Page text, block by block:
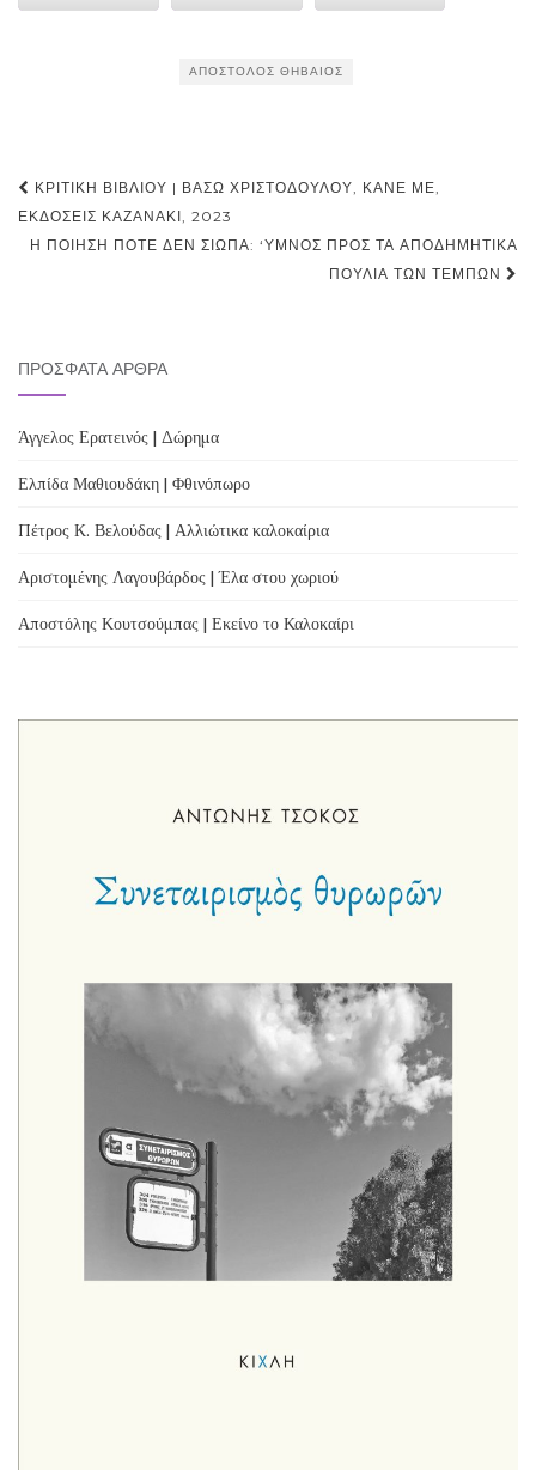
ΑΠΌΣΤΟΛΟΣ ΘΗΒΑΊΟΣ
Post
navigation
ΚΡΙΤΙΚΉ ΒΙΒΛΊΟΥ | ΒΆΣΩ ΧΡΙΣΤΟΔΟΎΛΟΥ, ΚΆΝΕ ΜΕ,
ΕΚΔΌΣΕΙΣ ΚΑΖΑΝΆΚΙ, 2023
Η ΠΟΊΗΣΗ ΠΟΤΈ ΔΕΝ ΣΙΩΠΆ: ‘ΥΜΝΟΣ ΠΡΟΣ ΤΑ ΑΠΟΔΗΜΗΤΙΚΆ
ΠΟΥΛΙΆ ΤΩΝ ΤΕΜΠΏΝ
ΠΡΌΣΦΑΤΑ ΆΡΘΡΑ
Άγγελος Ερατεινός | Δώρημα
Ελπίδα Μαθιουδάκη | Φθινόπωρο
Πέτρος Κ. Βελούδας | Αλλιώτικα καλοκαίρια
Αριστομένης Λαγουβάρδος | Έλα στου χωριού
Αποστόλης Κουτσούμπας | Εκείνο το Καλοκαίρι